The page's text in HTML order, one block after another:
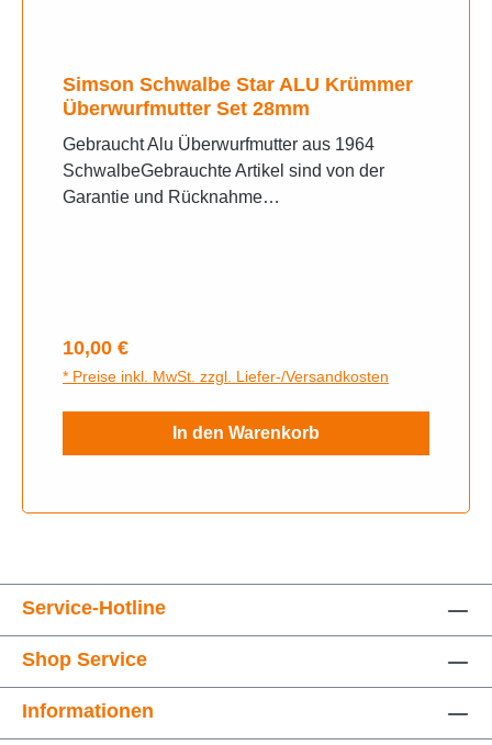
Simson Schwalbe Star ALU Krümmer
Überwurfmutter Set 28mm
Gebraucht Alu Überwurfmutter aus 1964
SchwalbeGebrauchte Artikel sind von der
Garantie und Rücknahme
Regulärer Preis:
10,00 €
* Preise inkl. MwSt. zzgl. Liefer-/Versandkosten
In den Warenkorb
Service-Hotline
Shop Service
Informationen